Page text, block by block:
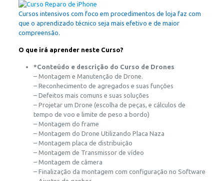
Cursos intensivos com foco em procedimentos de loja faz com
que o aprendizado técnico seja mais efetivo e de maior
compreensão.
O que irá aprender neste Curso?
*Conteúdo e descrição do Curso de Drones
– Montagem e Manutenção de Drone.
– Reconhecimento de agregados e suas funções
– Defeitos mais comuns e suas soluções
– Projetar um Drone (escolha de peças, e cálculos de
tempo de voo e limite de peso a bordo)
– Montagem do frame
– Montagem do Drone Utilizando Placa Naza
– Montagem placa de distribuição
– Montagem de Transmissor de vídeo
– Montagem de câmera
– Finalização da montagem com configuração no Software